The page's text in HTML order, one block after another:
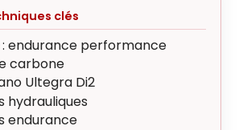
clés
: endurance performance
carbone
Ultegra Di2
hydrauliques
endurance